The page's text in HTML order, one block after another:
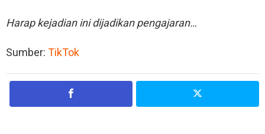
Harap kejadian ini dijadikan pengajaran…
Sumber: TikTok